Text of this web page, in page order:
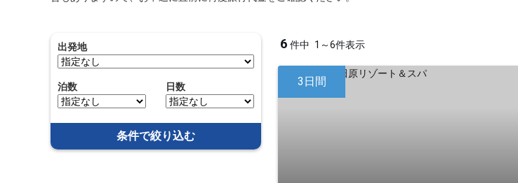
出発地
泊数 日数
条件で絞り込む
6 件中 1～6件表示
3日間